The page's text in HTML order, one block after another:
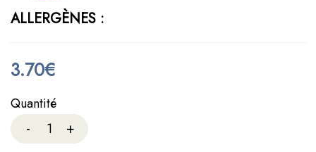
ALLERGÈNES :
3.70€
Quantité